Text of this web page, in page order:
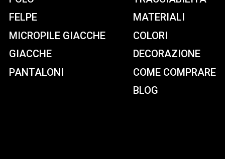
FELPE
MICROPILE GIACCHE
GIACCHE
PANTALONI
MATERIALI
COLORI
DECORAZIONE
COME COMPRARE
BLOG